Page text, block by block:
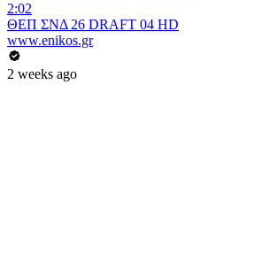
2:02
ΘΕΠ ΣΝΔ 26 DRAFT 04 HD
www.enikos.gr
2 weeks ago